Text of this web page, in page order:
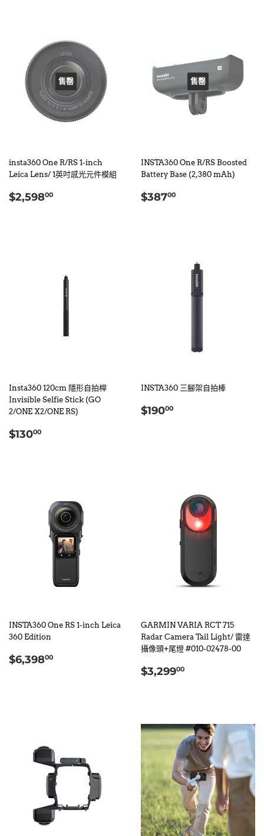
售罄
insta360 One R/RS 1-inch
Leica Lens/ 1英吋感光元件模組
定
$2,59800
售罄
INSTA360 One R/RS Boosted
Battery Base (2,380 mAh)
定
$38700
Insta360 120cm 隱形自拍桿
Invisible Selfie Stick (GO
2/ONE X2/ONE RS)
定
$13000
INSTA360 三腳架自拍棒
定
$19000
INSTA360 One RS 1-inch Leica
360 Edition
定
$6,39800
GARMIN VARIA RCT 715
Radar Camera Tail Light/ 雷達
攝像頭+尾燈 #010-02478-00
定
$3,29900